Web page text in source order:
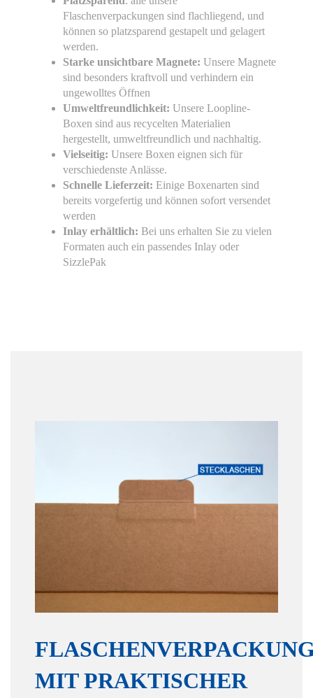
Flaschenverpackungen sind flachliegend, und
können so platzsparend gestapelt und gelagert
werden.
Starke unsichtbare Magnete: Unsere Magnete
sind besonders kraftvoll und verhindern ein
ungewolltes Öffnen
Umweltfreundlichkeit: Unsere Loopline-
Boxen sind aus recycelten Materialien
hergestellt, umweltfreundlich und nachhaltig.
Vielseitig: Unsere Boxen eignen sich für
verschiedenste Anlässe.
Schnelle Lieferzeit: Einige Boxenarten sind
bereits vorgefertig und können sofort versendet
werden
Inlay erhältlich: Bei uns erhalten Sie zu vielen
Formaten auch ein passendes Inlay oder
SizzlePak
MIT PRAKTISCHER